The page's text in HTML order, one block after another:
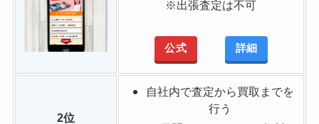
※出張査定は不可
公式 詳細
2位
自社内で査定から買取までを
行う